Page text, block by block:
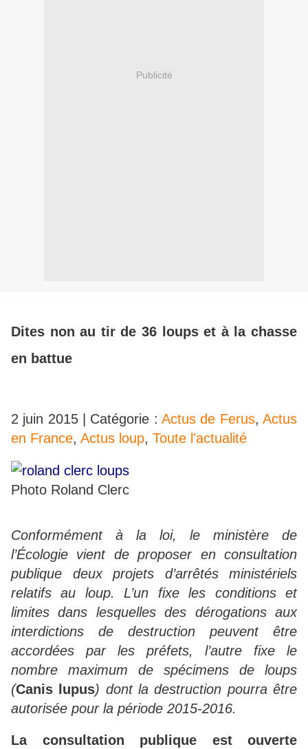
Publicité
Dites non au tir de 36 loups et à la chasse
en battue
2 juin 2015 | Catégorie : Actus de Ferus,Actus
en France, Actus loup, Toute l'actualité
Photo Roland Clerc
Conformément à la loi, le ministère de
l’Écologie vient de proposer en consultation
publique deux projets d’arrêtés ministériels
relatifs au loup. L’un fixe les conditions et
limites dans lesquelles des dérogations aux
interdictions de destruction peuvent être
accordées par les préfets, l’autre fixe le
nombre maximum de spécimens de loups
(Canis lupus) dont la destruction pourra être
autorisée pour la période 2015-2016.
La consultation publique est ouverte